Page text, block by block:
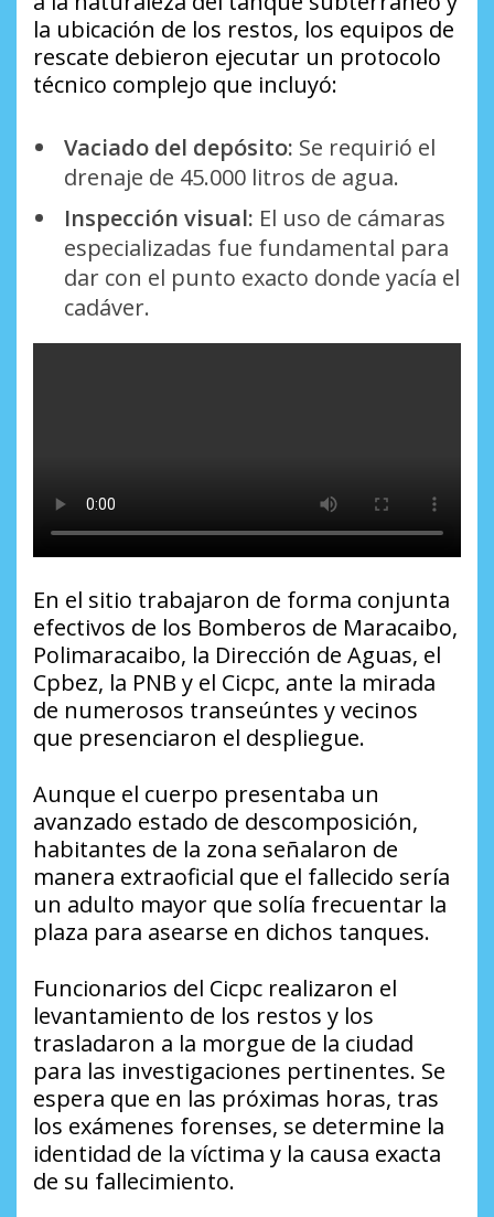
la ubicación de los restos, los equipos de
rescate debieron ejecutar un protocolo
técnico complejo que incluyó:
Vaciado del depósito: Se requirió el
drenaje de 45.000 litros de agua.
Inspección visual: El uso de cámaras
especializadas fue fundamental para
dar con el punto exacto donde yacía el
cadáver.
En el sitio trabajaron de forma conjunta
efectivos de los Bomberos de Maracaibo,
Polimaracaibo, la Dirección de Aguas, el
Cpbez, la PNB y el Cicpc, ante la mirada
de numerosos transeúntes y vecinos
que presenciaron el despliegue.
Aunque el cuerpo presentaba un
avanzado estado de descomposición,
habitantes de la zona señalaron de
manera extraoficial que el fallecido sería
un adulto mayor que solía frecuentar la
plaza para asearse en dichos tanques.
Funcionarios del Cicpc realizaron el
levantamiento de los restos y los
trasladaron a la morgue de la ciudad
para las investigaciones pertinentes. Se
espera que en las próximas horas, tras
los exámenes forenses, se determine la
identidad de la víctima y la causa exacta
de su fallecimiento.